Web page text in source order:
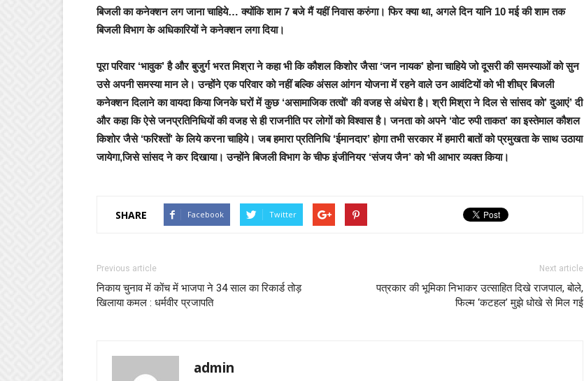
बिजली का कनेक्शन लग जाना चाहिये… क्योंकि शाम 7 बजे मैं यहीं निवास करुंगा। फिर क्या था, अगले दिन यानि 10 मई की शाम तक
बिजली विभाग के अधिकारियों ने कनेक्शन लगा दिया।
पूरा परिवार ‘भावुक’ है और बुजुर्ग भरत मिश्रा ने कहा भी कि कौशल किशोर जैसा ‘जन नायक’ होना चाहिये जो दूसरी की समस्याओं को सुन
उसे अपनी समस्या मान ले। उन्होंने एक परिवार को नहीं बल्कि अंसल आंगन योजना में रहने वाले उन आवंटियों को भी शीघ्र बिजली
कनेक्शन दिलाने का वायदा किया जिनके घरों में कुछ ‘असामाजिक तत्वों’ की वजह से अंधेरा है। श्री मिश्रा ने दिल से सांसद को’ दुआएं’ दी
और कहा कि ऐसे जनप्रतिनिधियों की वजह से ही राजनीति पर लोगों को विश्वास है। जनता को अपने ‘वोट रुपी ताकत’ का इस्तेमाल कौशल
किशोर जैसे ‘फरिश्तों’ के लिये करना चाहिये। जब हमारा प्रतिनिधि ‘ईमानदार’ होगा तभी सरकार में हमारी बातों को प्रमुखता के साथ उठाया
जायेगा,जिसे सांसद ने कर दिखाया। उन्होंने बिजली विभाग के चीफ इंजीनियर ‘संजय जैन’ को भी आभार व्यक्त किया।
SHARE Facebook Twitter
Previous article
निकाय चुनाव में कोंच में भाजपा ने 34 साल का रिकार्ड तोड़
खिलाया कमल : धर्मवीर प्रजापति
Next article
पत्रकार की भूमिका निभाकर उत्साहित दिखे राजपाल, बोले,
फिल्म ‘कटहल’ मुझे धोखे से मिल गई
admin